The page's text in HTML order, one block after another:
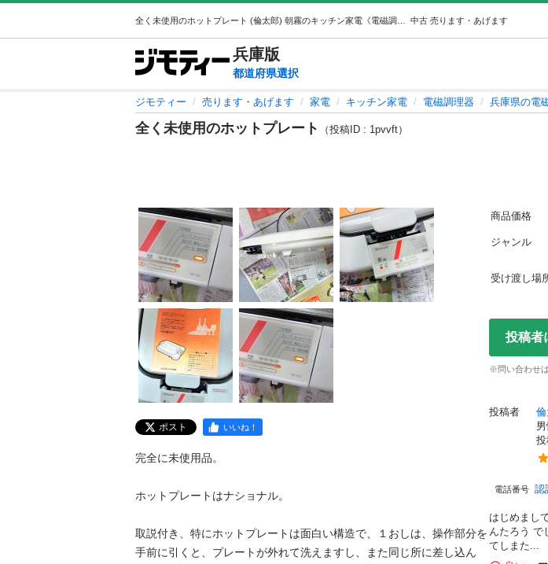
中古 売ります・あげます
兵庫版
都道府県選択
ジモティー 売ります・あげます 家電 キッチン家電 電磁調理器 兵庫県の電
全く未使用のホットプレート （投稿ID : 1pvvft）
ポスト いいね！
完全に未使用品。
ホットプレートはナショナル。
取説付き、特にホットプレートは面白い構造で、１おしは、操作部分を
手前に引くと、プレートが外れて洗えますし、また同じ所に差し込ん
商品価格
ジャンル
受け渡し場
投稿者
※問い合わせ
投稿者
投
電話番号 認
はじめまし
んたろう で
てしまた...